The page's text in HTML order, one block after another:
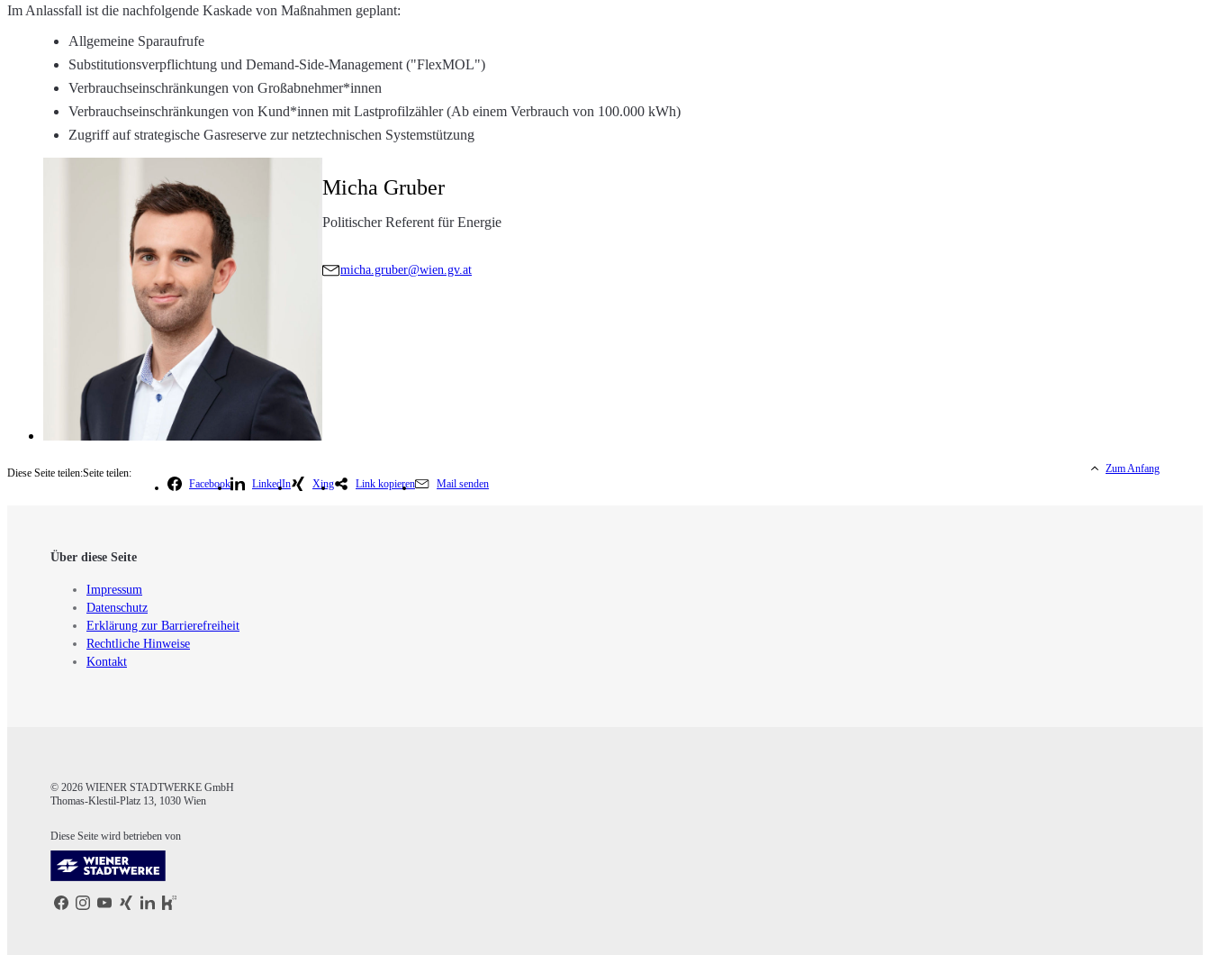
Im Anlassfall ist die nachfolgende Kaskade von Maßnahmen geplant:
Allgemeine Sparaufrufe
Substitutionsverpflichtung und Demand-Side-Management ("FlexMOL")
Verbrauchseinschränkungen von Großabnehmer*innen
Verbrauchseinschränkungen von Kund*innen mit Lastprofilzähler (Ab einem Verbrauch von 100.000 kWh)
Zugriff auf strategische Gasreserve zur netztechnischen Systemstützung
Micha Gruber
Politischer Referent für Energie
micha.gruber@wien.gv.at
Diese Seite teilen:Seite teilen:
Facebook
LinkedIn Xing Link kopieren Mail senden
Zum Anfang
Über diese Seite
Impressum
Datenschutz
Erklärung zur Barrierefreiheit
Rechtliche Hinweise
Kontakt
© 2026 WIENER STADTWERKE GmbH
Thomas-Klestil-Platz 13, 1030 Wien
Diese Seite wird betrieben von